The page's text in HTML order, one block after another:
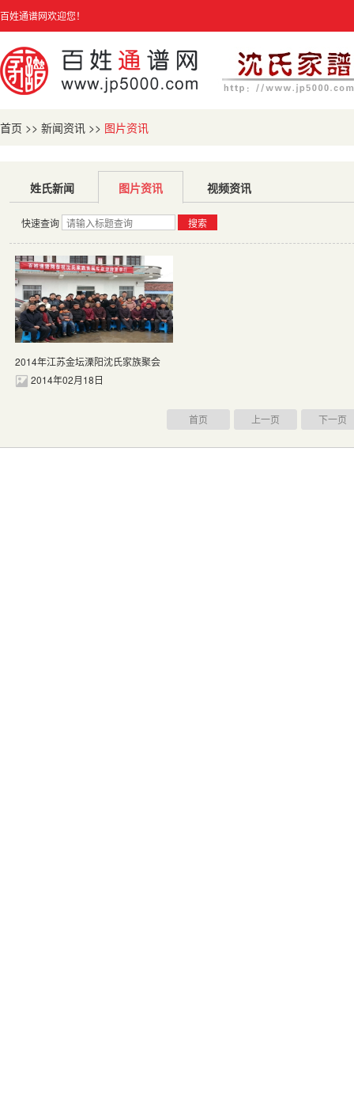
百姓通谱网欢迎您！
首页 >> 新闻资讯 >> 图片资讯
姓氏新闻 图片资讯 视频资讯
快速查询 搜索
2014年江苏金坛溧阳沈氏家族聚会
2014年02月18日